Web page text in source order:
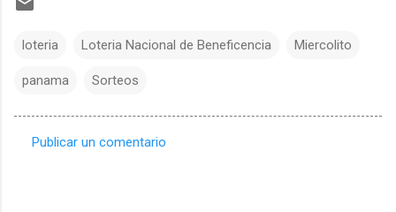
loteria Loteria Nacional de Beneficencia Miercolito
panama Sorteos
Publicar un comentario